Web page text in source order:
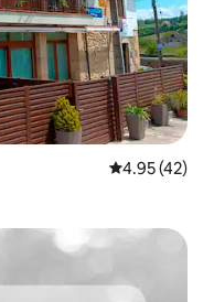
Calificación
4.95 (42)